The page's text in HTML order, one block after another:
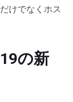
けでなくホス
の新